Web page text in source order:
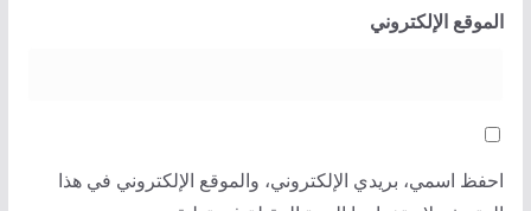
الموقع الإلكتروني
احفظ اسمي، بريدي الإلكتروني، والموقع الإلكتروني في هذا